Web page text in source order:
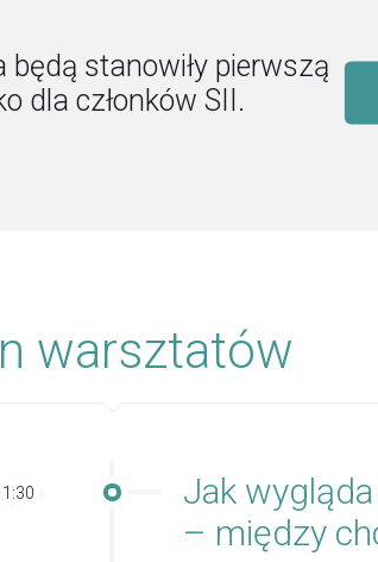
stanowiły pierwszą
dla członków SII.
warsztatów
Jak
– między